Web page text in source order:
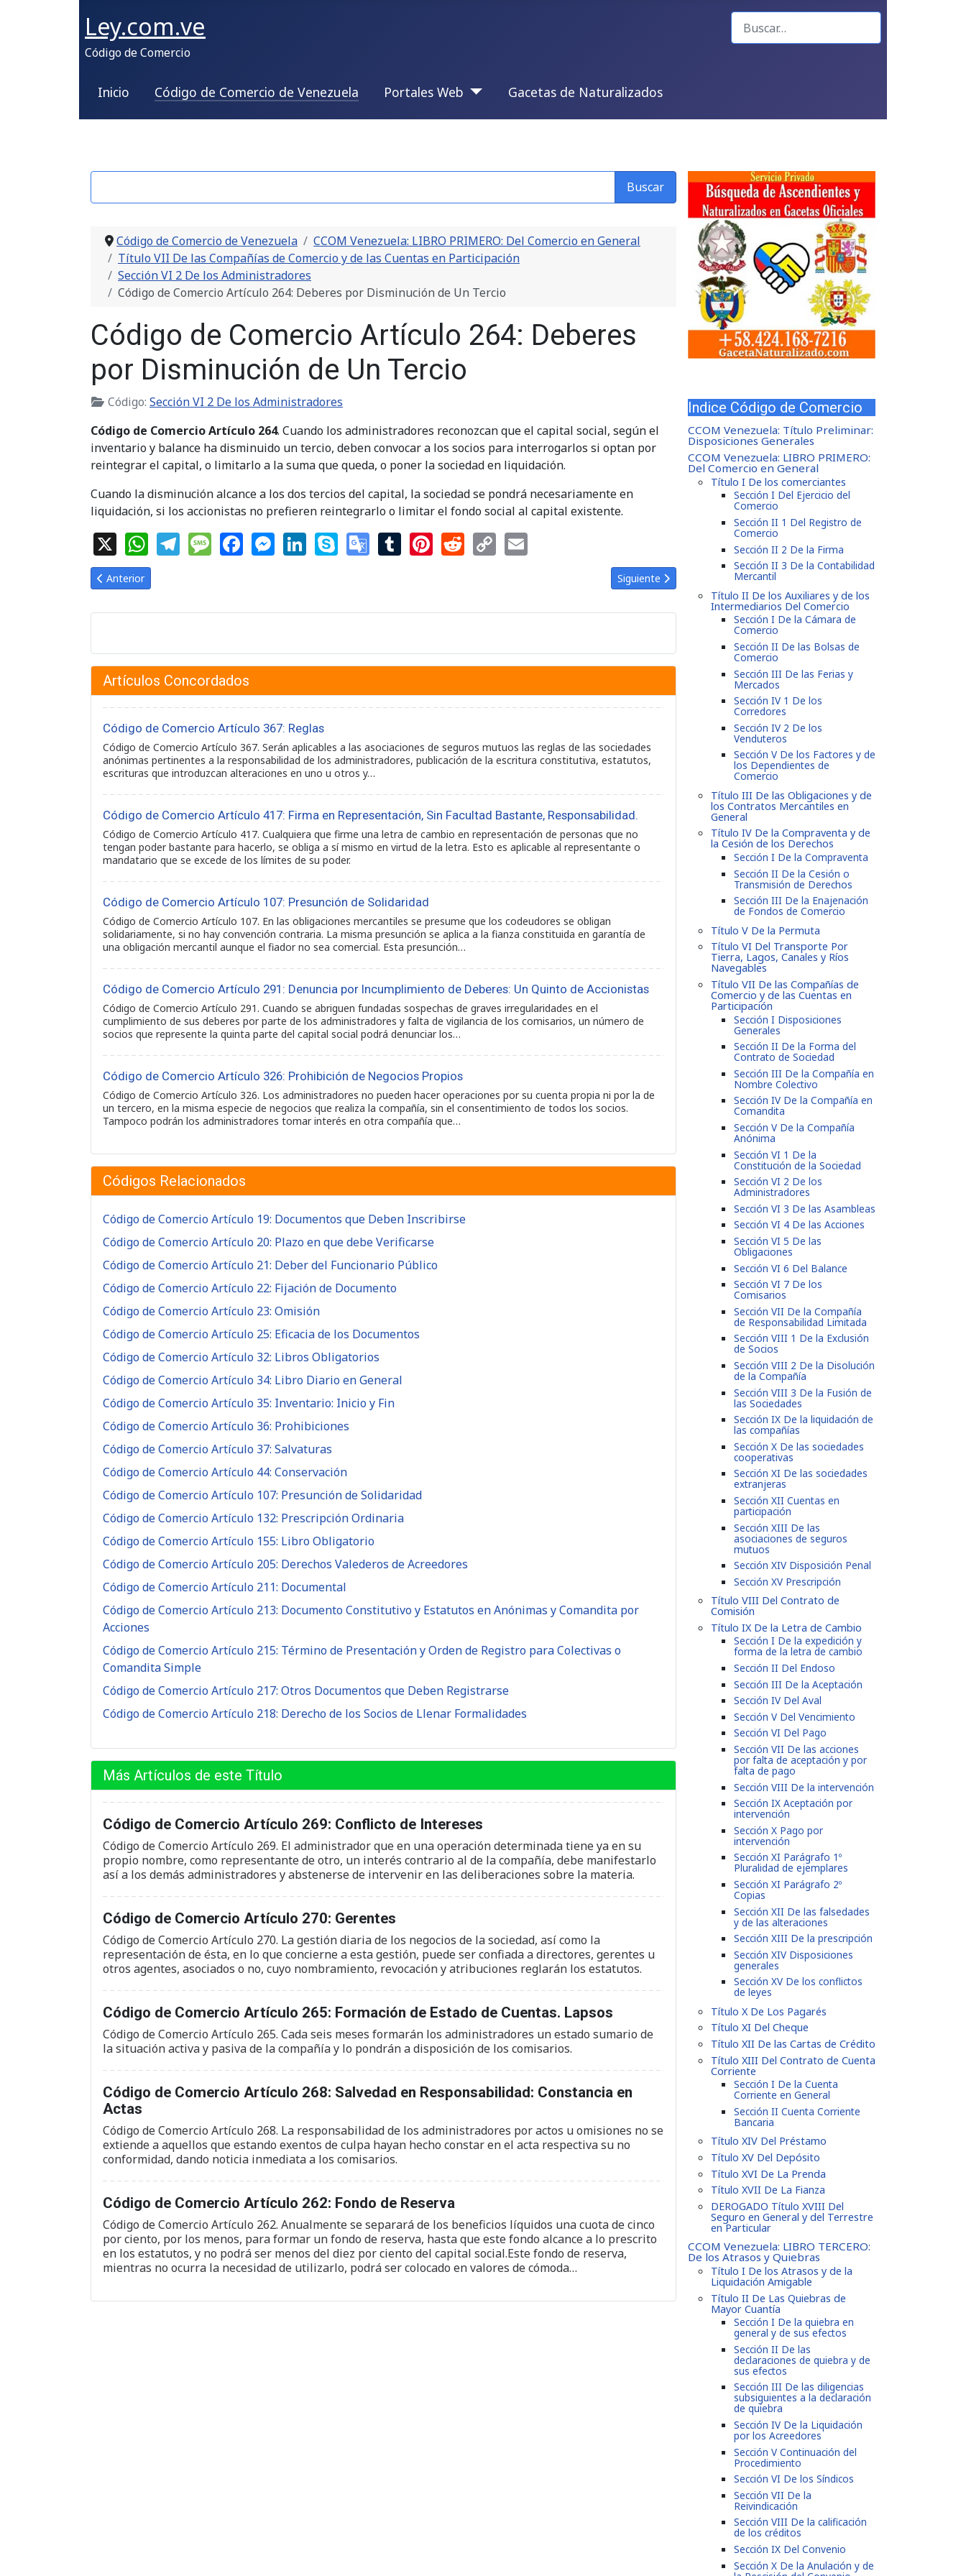
Ley.com.ve
Código de Comercio
Buscar
Inicio Código de Comercio de Venezuela Portales Web Gacetas de Naturalizados
Buscar
Código de Comercio de Venezuela
CCOM Venezuela: LIBRO PRIMERO: Del Comercio en General
Título VII De las Compañías de Comercio y de las Cuentas en Participación
Sección VI 2 De los Administradores
Código de Comercio Artículo 264: Deberes por Disminución de Un Tercio
Código de Comercio Artículo 264: Deberes
por Disminución de Un Tercio
Código: Sección VI 2 De los Administradores
Código de Comercio Artículo 264. Cuando los administradores reconozcan que el capital social, según el
inventario y balance ha disminuido un tercio, deben convocar a los socios para interrogarlos si optan por
reintegrar el capital, o limitarlo a la suma que queda, o poner la sociedad en liquidación.
Cuando la disminución alcance a los dos tercios del capital, la sociedad se pondrá necesariamente en
liquidación, si los accionistas no prefieren reintegrarlo o limitar el fondo social al capital existente.
WhatsAppTelegramMessageFacebookMessengerLinkedIn
Skype GoogleTumblrPinterest
Reddit Copy
Artículo anterior: Código de Comercio Artículo 263: Prohibición Adquirir Acciones: de Préstamos o Garantías Con Garantía Propias Acciones .
Anterior Artículo siguiente: Código de Comercio Artículo 265: Formación de
Siguiente
Artículos Concordados
Código de Comercio Artículo 367: Reglas
Código de Comercio Artículo 367. Serán aplicables a las asociaciones de seguros mutuos las reglas de las sociedades
anónimas pertinentes a la responsabilidad de los administradores, publicación de la escritura constitutiva, estatutos,
escrituras que introduzcan alteraciones en uno u otros y…
Código de Comercio Artículo 417: Firma en Representación, Sin Facultad Bastante, Responsabilidad.
Código de Comercio Artículo 417. Cualquiera que firme una letra de cambio en representación de personas que no
tengan poder bastante para hacerlo, se obliga a sí mismo en virtud de la letra. Esto es aplicable al representante o
mandatario que se excede de los límites de su poder.
Código de Comercio Artículo 107: Presunción de Solidaridad
Código de Comercio Artículo 107. En las obligaciones mercantiles se presume que los codeudores se obligan
solidariamente, si no hay convención contraria. La misma presunción se aplica a la fianza constituida en garantía de
una obligación mercantil aunque el fiador no sea comercial. Esta presunción…
Código de Comercio Artículo 291: Denuncia por Incumplimiento de Deberes: Un Quinto de Accionistas
Código de Comercio Artículo 291. Cuando se abriguen fundadas sospechas de graves irregularidades en el
cumplimiento de sus deberes por parte de los administradores y falta de vigilancia de los comisarios, un número de
socios que represente la quinta parte del capital social podrá denunciar los…
Código de Comercio Artículo 326: Prohibición de Negocios Propios
Código de Comercio Artículo 326. Los administradores no pueden hacer operaciones por su cuenta propia ni por la de
un tercero, en la misma especie de negocios que realiza la compañía, sin el consentimiento de todos los socios.
Tampoco podrán los administradores tomar interés en otra compañía que…
Códigos Relacionados
Código de Comercio Artículo 19: Documentos que Deben Inscribirse
Código de Comercio Artículo 20: Plazo en que debe Verificarse
Código de Comercio Artículo 21: Deber del Funcionario Público
Código de Comercio Artículo 22: Fijación de Documento
Código de Comercio Artículo 23: Omisión
Código de Comercio Artículo 25: Eficacia de los Documentos
Código de Comercio Artículo 32: Libros Obligatorios
Código de Comercio Artículo 34: Libro Diario en General
Código de Comercio Artículo 35: Inventario: Inicio y Fin
Código de Comercio Artículo 36: Prohibiciones
Código de Comercio Artículo 37: Salvaturas
Código de Comercio Artículo 44: Conservación
Código de Comercio Artículo 107: Presunción de Solidaridad
Código de Comercio Artículo 132: Prescripción Ordinaria
Código de Comercio Artículo 155: Libro Obligatorio
Código de Comercio Artículo 205: Derechos Valederos de Acreedores
Código de Comercio Artículo 211: Documental
Código de Comercio Artículo 213: Documento Constitutivo y Estatutos en Anónimas y Comandita por
Acciones
Código de Comercio Artículo 215: Término de Presentación y Orden de Registro para Colectivas o
Comandita Simple
Código de Comercio Artículo 217: Otros Documentos que Deben Registrarse
Código de Comercio Artículo 218: Derecho de los Socios de Llenar Formalidades
Más Artículos de este Título
Código de Comercio Artículo 269: Conflicto de Intereses
Código de Comercio Artículo 269. El administrador que en una operación determinada tiene ya en su
propio nombre, como representante de otro, un interés contrario al de la compañía, debe manifestarlo
así a los demás administradores y abstenerse de intervenir en las deliberaciones sobre la materia.
Código de Comercio Artículo 270: Gerentes
Código de Comercio Artículo 270. La gestión diaria de los negocios de la sociedad, así como la
representación de ésta, en lo que concierne a esta gestión, puede ser confiada a directores, gerentes u
otros agentes, asociados o no, cuyo nombramiento, revocación y atribuciones reglarán los estatutos.
Código de Comercio Artículo 265: Formación de Estado de Cuentas. Lapsos
Código de Comercio Artículo 265. Cada seis meses formarán los administradores un estado sumario de
la situación activa y pasiva de la compañía y lo pondrán a disposición de los comisarios.
Código de Comercio Artículo 268: Salvedad en Responsabilidad: Constancia en
Actas
Código de Comercio Artículo 268. La responsabilidad de los administradores por actos u omisiones no se
extiende a aquellos que estando exentos de culpa hayan hecho constar en el acta respectiva su no
conformidad, dando noticia inmediata a los comisarios.
Código de Comercio Artículo 262: Fondo de Reserva
Código de Comercio Artículo 262. Anualmente se separará de los beneficios líquidos una cuota de cinco
por ciento, por los menos, para formar un fondo de reserva, hasta que este fondo alcance a lo prescrito
en los estatutos, y no podrá ser menos del diez por ciento del capital social.Este fondo de reserva,
mientras no ocurra la necesidad de utilizarlo, podrá ser colocado en valores de cómoda…
Indice Código de Comercio
CCOM Venezuela: Título Preliminar:
Disposiciones Generales
CCOM Venezuela: LIBRO PRIMERO:
Del Comercio en General
Título I De los comerciantes
Sección I Del Ejercicio del
Comercio
Sección II 1 Del Registro de
Comercio
Sección II 2 De la Firma
Sección II 3 De la Contabilidad
Mercantil
Título II De los Auxiliares y de los
Intermediarios Del Comercio
Sección I De la Cámara de
Comercio
Sección II De las Bolsas de
Comercio
Sección III De las Ferias y
Mercados
Sección IV 1 De los
Corredores
Sección IV 2 De los
Venduteros
Sección V De los Factores y de
los Dependientes de
Comercio
Título III De las Obligaciones y de
los Contratos Mercantiles en
General
Título IV De la Compraventa y de
la Cesión de los Derechos
Sección I De la Compraventa
Sección II De la Cesión o
Transmisión de Derechos
Sección III De la Enajenación
de Fondos de Comercio
Título V De la Permuta
Título VI Del Transporte Por
Tierra, Lagos, Canales y Ríos
Navegables
Título VII De las Compañías de
Comercio y de las Cuentas en
Participación
Sección I Disposiciones
Generales
Sección II De la Forma del
Contrato de Sociedad
Sección III De la Compañía en
Nombre Colectivo
Sección IV De la Compañía en
Comandita
Sección V De la Compañía
Anónima
Sección VI 1 De la
Constitución de la Sociedad
Sección VI 2 De los
Administradores
Sección VI 3 De las Asambleas
Sección VI 4 De las Acciones
Sección VI 5 De las
Obligaciones
Sección VI 6 Del Balance
Sección VI 7 De los
Comisarios
Sección VII De la Compañía
de Responsabilidad Limitada
Sección VIII 1 De la Exclusión
de Socios
Sección VIII 2 De la Disolución
de la Compañía
Sección VIII 3 De la Fusión de
las Sociedades
Sección IX De la liquidación de
las compañías
Sección X De las sociedades
cooperativas
Sección XI De las sociedades
extranjeras
Sección XII Cuentas en
participación
Sección XIII De las
asociaciones de seguros
mutuos
Sección XIV Disposición Penal
Sección XV Prescripción
Título VIII Del Contrato de
Comisión
Título IX De la Letra de Cambio
Sección I De la expedición y
forma de la letra de cambio
Sección II Del Endoso
Sección III De la Aceptación
Sección IV Del Aval
Sección V Del Vencimiento
Sección VI Del Pago
Sección VII De las acciones
por falta de aceptación y por
falta de pago
Sección VIII De la intervención
Sección IX Aceptación por
intervención
Sección X Pago por
intervención
Sección XI Parágrafo 1º
Pluralidad de ejemplares
Sección XI Parágrafo 2º
Copias
Sección XII De las falsedades
y de las alteraciones
Sección XIII De la prescripción
Sección XIV Disposiciones
generales
Sección XV De los conflictos
de leyes
Título X De Los Pagarés
Título XI Del Cheque
Título XII De las Cartas de Crédito
Título XIII Del Contrato de Cuenta
Corriente
Sección I De la Cuenta
Corriente en General
Sección II Cuenta Corriente
Bancaria
Título XIV Del Préstamo
Título XV Del Depósito
Título XVI De La Prenda
Título XVII De La Fianza
DEROGADO Título XVIII Del
Seguro en General y del Terrestre
en Particular
CCOM Venezuela: LIBRO TERCERO:
De los Atrasos y Quiebras
Título I De los Atrasos y de la
Liquidación Amigable
Título II De Las Quiebras de
Mayor Cuantía
Sección I De la quiebra en
general y de sus efectos
Sección II De las
declaraciones de quiebra y de
sus efectos
Sección III De las diligencias
subsiguientes a la declaración
de quiebra
Sección IV De la Liquidación
por los Acreedores
Sección V Continuación del
Procedimiento
Sección VI De los Síndicos
Sección VII De la
Reivindicación
Sección VIII De la calificación
de los créditos
Sección IX Del Convenio
Sección X De la Anulación y de